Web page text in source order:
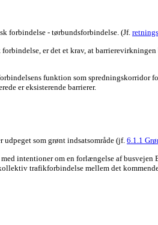
forbindelse - tørbundsforbindelse. (Jf.
er det et krav, at
funktion som spredningskorridor
er eksisterende barrierer.
udpeget som grønt indsatsområde (jf. 6.1.1
intentioner om en forlængelse af busvejen
trafikforbindelse mellem det